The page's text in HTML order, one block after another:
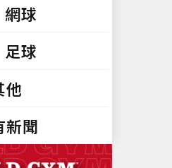
網球
足球
他
新聞